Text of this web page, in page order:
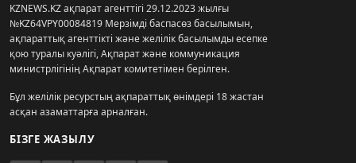
KZNEWS.KZ ақпарат агенттігі 29.12.2023 жылғы
№KZ64VPY00084819 Мерзімді баспасөз басылымын,
ақпараттық агенттікті және желілік басылымды есепке
қою туралы куәлігі, Ақпарат және коммуникация
министрлігінің Ақпарат комитетімен берілген.
Бұл желілік ресурстың ақпараттық өнімдері 18 жастан
асқан азаматтарға арналған.
БІЗГЕ ЖАЗЫЛУ